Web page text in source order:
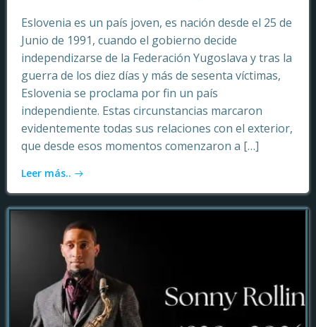
Eslovenia es un país joven, es nación desde el 25 de
Junio de 1991, cuando el gobierno decide
independizarse de la Federación Yugoslava y tras la
guerra de los diez días y más de sesenta víctimas,
Eslovenia se proclama por fin un país
independiente. Estas circunstancias marcaron
evidentemente todas sus relaciones con el exterior,
que desde esos momentos comenzaron a […]
Leer más..